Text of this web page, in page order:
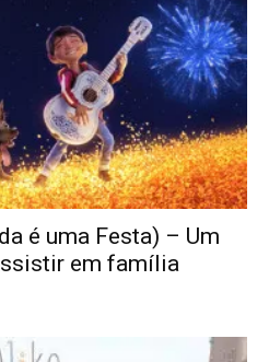
é uma Festa) – Um
em família